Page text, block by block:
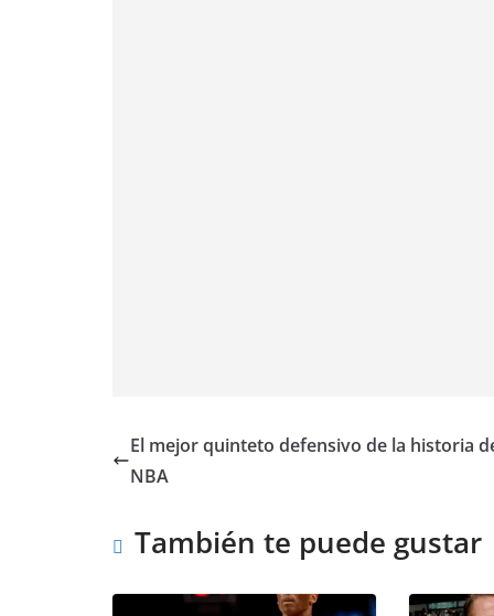
El mejor quinteto defensivo de la historia
NBA
También te puede gustar